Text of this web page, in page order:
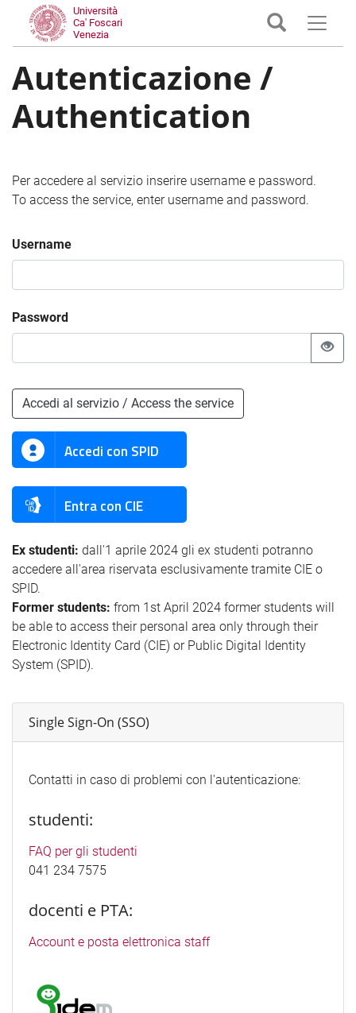
Università
Ca' Foscari
Venezia
Autenticazione /
Authentication
Per accedere al servizio inserire username e password.
To access the service, enter username and password.
Username
Password
Accedi al servizio / Access the service
Accedi con SPID
Entra con CIE
Ex studenti: dall'1 aprile 2024 gli ex studenti potranno
accedere all'area riservata esclusivamente tramite CIE o
SPID.
Former students: from 1st April 2024 former students will
be able to access their personal area only through their
Electronic Identity Card (CIE) or Public Digital Identity
System (SPID).
Single Sign-On (SSO)
Contatti in caso di problemi con l'autenticazione:
studenti:
FAQ per gli studenti
041 234 7575
docenti e PTA:
Account e posta elettronica staff